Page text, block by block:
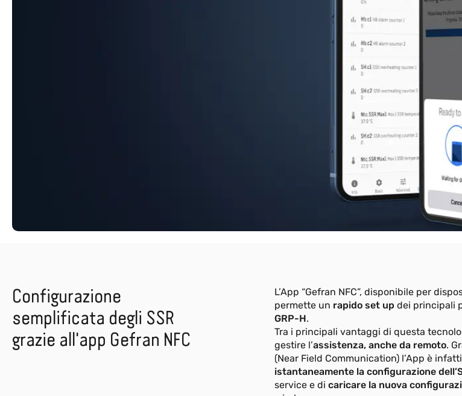
Configurazione
semplificata degli SSR
grazie all'app Gefran NFC
L’App “Gefran NFC”, disponibile per
permette un rapido set up dei principali
GRP-H.
Tra i principali vantaggi di questa
gestire l’assistenza, anche da remoto.
(Near Field Communication) l’App è
istantaneamente la configurazione
service e di caricare la nuova